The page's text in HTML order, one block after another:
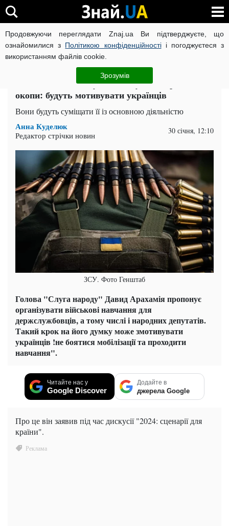
Продовжуючи переглядати Znaj.ua Ви підтверджуєте, що
ознайомилися з Політикою конфіденційностіі погоджуєтеся з
використанням файлів cookie.
Зрозумів
ВІЙНА РОСІЇ ПРОТИ УКРАЇНИ КОРОНАВІРУС В УКРАЇНІ
Актуально ЧИТАТЬ НА РУССКОМ
Чиновників та депутатів хочуть відправити в
окопи: будуть мотивувати українців
Вони будуть суміщати її із основною діяльністю
Анна Куделюк
Редактор стрічки новин 30 січня, 12:10
ЗСУ. Фото Генштаб
Голова "Слуга народу" Давид Арахамія пропонує
організувати військові навчання для
держслужбовців, а тому числі і народних депутатів.
Такий крок на його думку може змотивувати
українців !не боятися мобілізації та проходити
навчання".
Читайте нас у
Google Discover
Додайте в
джерела Google
Про це він заявив під час дискусії "2024: сценарії для
країни".